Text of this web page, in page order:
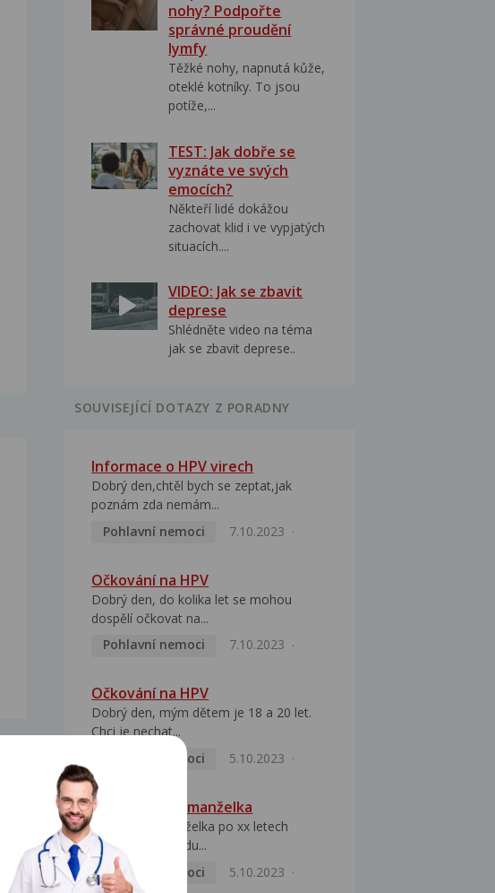
nohy? Podpořte
správné proudění
lymfy
Těžké nohy, napnutá kůže,
oteklé kotníky. To jsou
potíže,...
TEST: Jak dobře se
vyznáte ve svých
emocích?
Někteří lidé dokážou
zachovat klid i ve vypjatých
situacích....
VIDEO: Jak se zbavit
deprese
Shlédněte video na téma
jak se zbavit deprese..
SOUVISEJÍCÍ DOTAZY Z PORADNY
Informace o HPV virech
Dobrý den,chtěl bych se zeptat,jak
poznám zda nemám...
Pohlavní nemoci
7.10.2023
Očkování na HPV
Dobrý den, do kolika let se mohou
dospělí očkovat na...
Pohlavní nemoci
7.10.2023
Očkování na HPV
Dobrý den, mým dětem je 18 a 20 let.
Chci je nechat...
Pohlavní nemoci
5.10.2023
HPV pozitivní manželka
Dobrý den, manželka po xx letech
přivezla z Východu...
Pohlavní nemoci
5.10.2023